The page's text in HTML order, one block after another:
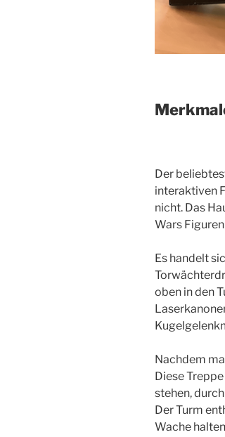
Der
interaktiven
nicht. Das
Wars
Es handelt
oben in den
Nachdem
Diese
stehen,
Der Turm
Wache